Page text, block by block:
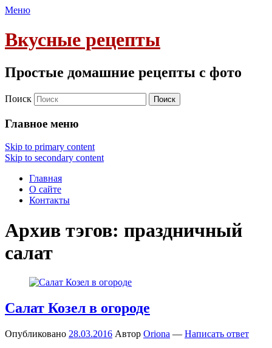
Меню
Вкусные рецепты
Простые домашние рецепты с фото
Поиск
Главное меню
Skip to primary content
Skip to secondary content
Главная
О сайте
Контакты
Архив тэгов: праздничный
салат
Салат Козел в огороде
Опубликовано 28.03.2016 Автор Oriona — Написать ответ